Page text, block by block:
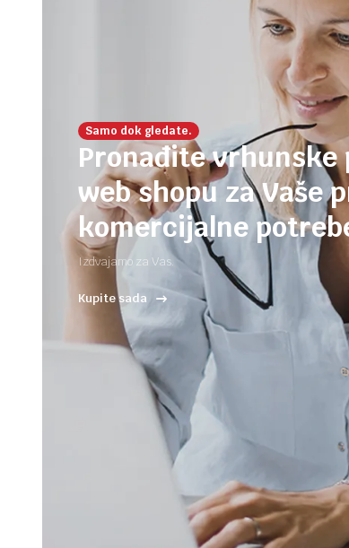
Samo dok gledate.
Pronađite vrhunske
web shopu za Vaše
komercijalne
Izdvajamo za Vas.
Kupite sada